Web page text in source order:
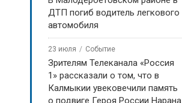
ДТП погиб водитель легкового
автомобиля
23 июля Событие
Зрителям Телеканала «Россия
1» рассказали о том, что в
Калмыкии увековечили память
о подвиге Героя России Нарана